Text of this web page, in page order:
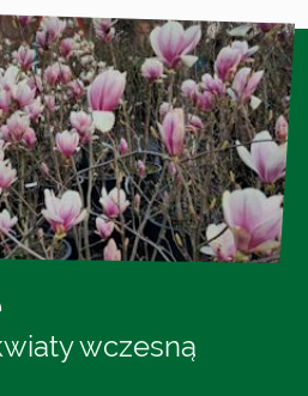
wczesną